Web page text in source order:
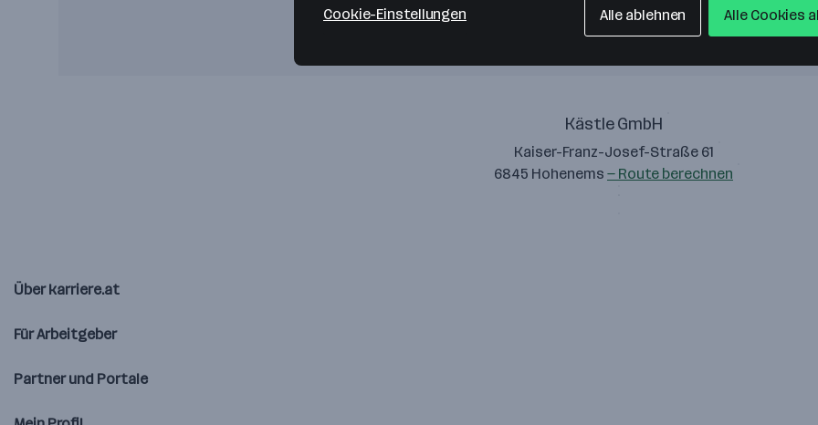
Kästle GmbH
Kaiser-Franz-Josef-Straße 61
6845 Hohenems — Route berechnen
Über karriere.at
Für Arbeitgeber
Partner und Portale
Cookie-Einstellungen Alle ablehnen Alle Cookies